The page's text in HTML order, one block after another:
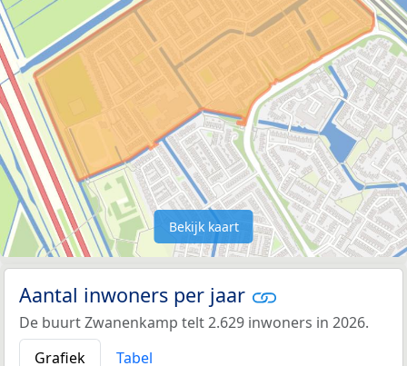
Bekijk kaart
Aantal inwoners per jaar
De buurt Zwanenkamp telt 2.629 inwoners in 2026.
Grafiek
Tabel